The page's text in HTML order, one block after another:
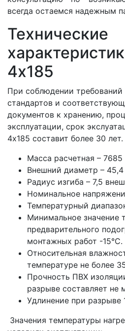
всегда остаемся надежным
Технические
4x185
При соблюдении требований
стандартов и
документов к хранению,
эксплуатации, срок
4x185 составит более 30 лет.
Масса расчетная – 7685
Внешний диаметр –
Радиус изгиба – 7,5
Номинальное
Температурный
Минимальное значение
предварительного
монтажных работ -15°С.
Относительная
температуре не более
Прочность ПВХ
разрыве составляет не
Удлинение при разрыве
Значения температуры